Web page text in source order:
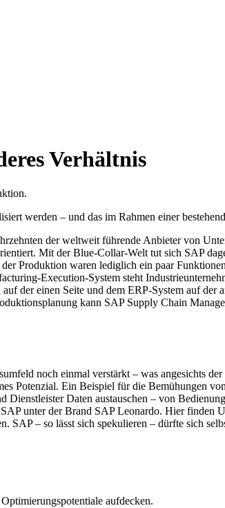
Verhältnis
werden – und das im Rahmen einer
der weltweit führende Anbieter von
Mit der Blue-Collar-Welt tut sich SAP
Produktion waren lediglich ein paar
Execution-System steht
der einen Seite und dem ERP-System auf
kann SAP Supply Chain
noch einmal verstärkt – was angesichts
Potenzial. Ein Beispiel für die Bemühungen
Daten austauschen – von
unter der Brand SAP Leonardo. Hier
SAP – so lässt sich spekulieren – dürfte sich
aufdecken.